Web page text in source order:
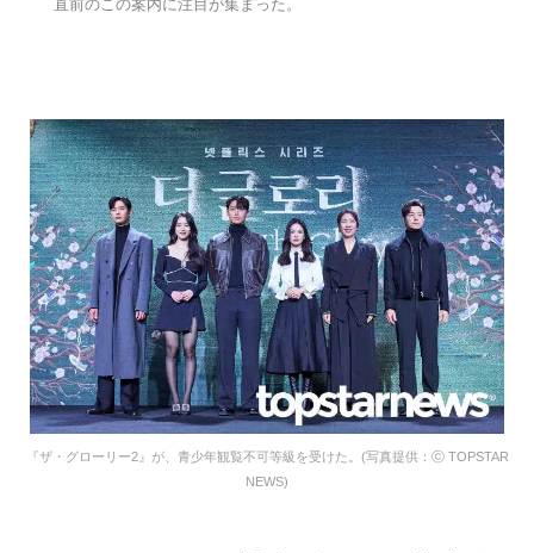
直前のこの案内に注目が集まった。
『ザ・グローリー2』が、青少年観覧不可等級を受けた。(写真提供：ⓒ TOPSTAR
NEWS)